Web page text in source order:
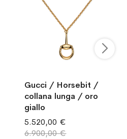
Gucci / Horsebit /
collana lunga / oro
giallo
5.520,00 €
6.900,00 €